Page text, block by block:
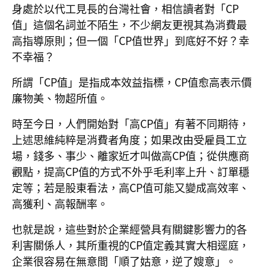
身處於以代工見長的台灣社會，相信讀者對「CP
值」這個名詞並不陌生，不少網友更視其為消費最
高指導原則；但一個「CP值世界」到底好不好？幸
不幸福？
所謂「CP值」是指成本效益指標，CP值愈高表示價
廉物美、物超所值。
時至今日，人們開始對「高CP值」有著不同期待，
上述思維純粹是消費者角度；如果改由受雇員工立
場，錢多、事少、離家近才叫做高CP值；從供應商
觀點，提高CP值的方式不外乎毛利率上升、訂單穩
定等；若是股東看法，高CP值可能又變成高效率、
高獲利、高報酬率。
也就是說，這些對於企業經營具有關鍵影響力的各
利害關係人，其所重視的CP值定義其實大相逕庭，
企業很容易在無意間「順了姑意，逆了嫂意」。